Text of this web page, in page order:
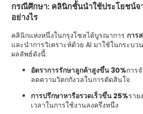
กรณีศึกษา: คลินิกชั้นนำใช้ประโยชน์จ
อย่างไร
คลินิกแห่งหนึ่งในกรุงโซลได้บูรณาการ การ
และนำการวิเคราะห์ด้วย AI มาใช้ในกระบว
ผลลัพธ์ดังนี้:
อัตราการรักษาลูกค้าสูงขึ้น 30%การ
ลดความวิตกกังวลในการตัดสินใจ
การปรึกษาหารือรวดเร็วขึ้น 25%รา
เวลาในการใช้งานลงครึ่งหนึ่ง